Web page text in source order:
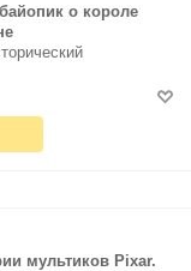
о короле
мультиков Pixar.